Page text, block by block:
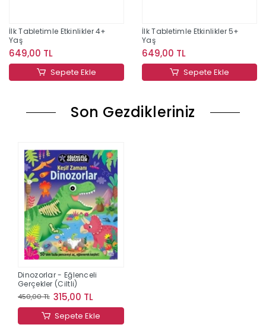
İlk Tabletimle Etkinlikler 4+
Yaş
649,00 TL
Sepete Ekle
İlk Tabletimle Etkinlikler 5+
Yaş
649,00 TL
Sepete Ekle
Son Gezdikleriniz
Dinozorlar - Eğlenceli
Gerçekler (Ciltli)
450,00 TL 315,00 TL
Sepete Ekle